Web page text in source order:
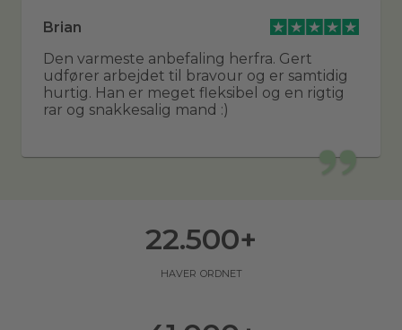
Brian
Den varmeste anbefaling herfra. Gert
udfører arbejdet til bravour og er samtidig
hurtig. Han er meget fleksibel og en rigtig
rar og snakkesalig mand :)
haver ordnet
22.500+